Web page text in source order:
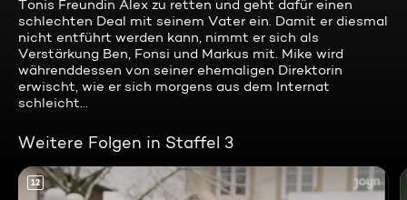
Tonis Freundin Alex zu retten und geht dafür einen
schlechten Deal mit seinem Vater ein. Damit er diesmal
nicht entführt werden kann, nimmt er sich als
Verstärkung Ben, Fonsi und Markus mit. Mike wird
währenddessen von seiner ehemaligen Direktorin
erwischt, wie er sich morgens aus dem Internat
schleicht...
Weitere Folgen in Staffel 3
12